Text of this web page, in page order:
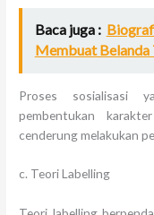
Baca juga :
Membuat Belanda
Proses sosialisasi
pembentukan
cenderung melakukan
c. Teori Labelling